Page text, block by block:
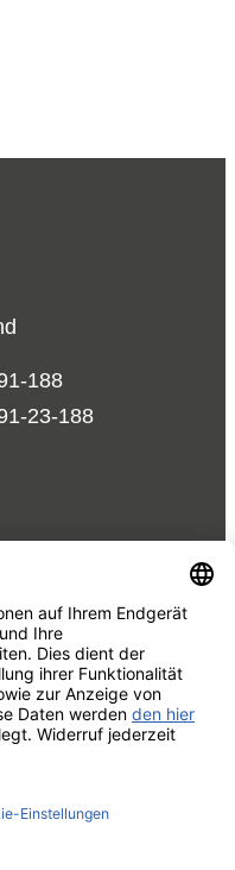
188
23-188
Vorabinformationen Data
Information